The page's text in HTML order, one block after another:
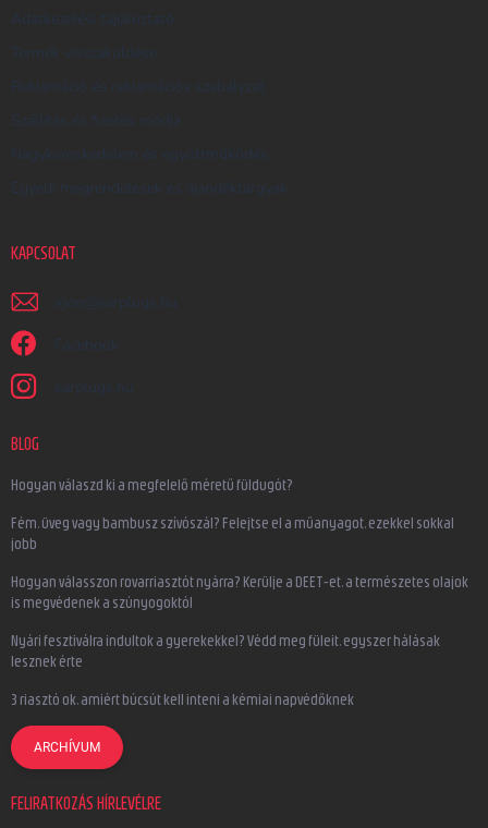
Adatkezelési tájékoztató
Termék visszaküldése
Reklamáció és reklamációs szabályzat
Szállítás és fizetés módja
Nagykereskedelem és együttműködés
Egyedi megrendelések és ajándéktárgyak
KAPCSOLAT
irjon @ earplugs.hu
Facebook
earplugs.hu
BLOG
Hogyan válaszd ki a megfelelő méretű füldugót?
Fém, üveg vagy bambusz szívószál? Felejtse el a műanyagot, ezekkel sokkal
jobb
Hogyan válasszon rovarriasztót nyárra? Kerülje a DEET-et, a természetes olajok
is megvédenek a szúnyogoktól
Nyári fesztiválra indultok a gyerekekkel? Védd meg füleit, egyszer hálásak
lesznek érte
3 riasztó ok, amiért búcsút kell inteni a kémiai napvédőknek
ARCHÍVUM
FELIRATKOZÁS HÍRLEVÉLRE